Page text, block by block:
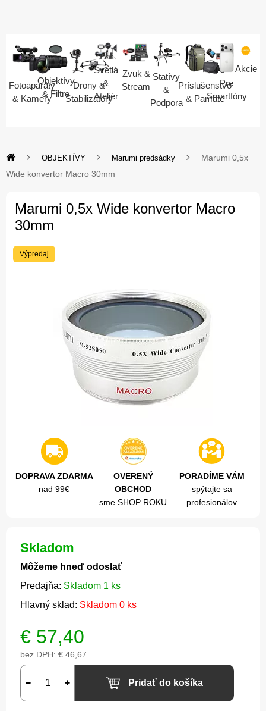
Fotoaparáty
& Kamery
Objektívy
& Filtre
Drony &
Stabilizátory
Svetlá
&
Ateliér
Zvuk &
Stream
Statívy
&
Podpora
Príslušenstvo
& Pamäte
Pre
Smartfóny
Akcie
OBJEKTÍVY Marumi predsádky
Marumi 0,5x
Wide konvertor Macro 30mm
Marumi 0,5x Wide konvertor Macro
30mm
Výpredaj
DOPRAVA ZDARMA
nad 99€
OVERENÝ
OBCHOD
sme SHOP ROKU
PORADÍME VÁM
spýtajte sa
profesionálov
Skladom
Môžeme hneď odoslať
Predajňa: Skladom 1 ks
Hlavný sklad: Skladom 0 ks
€ 57,40
bez DPH: € 46,67
Pridať do košíka